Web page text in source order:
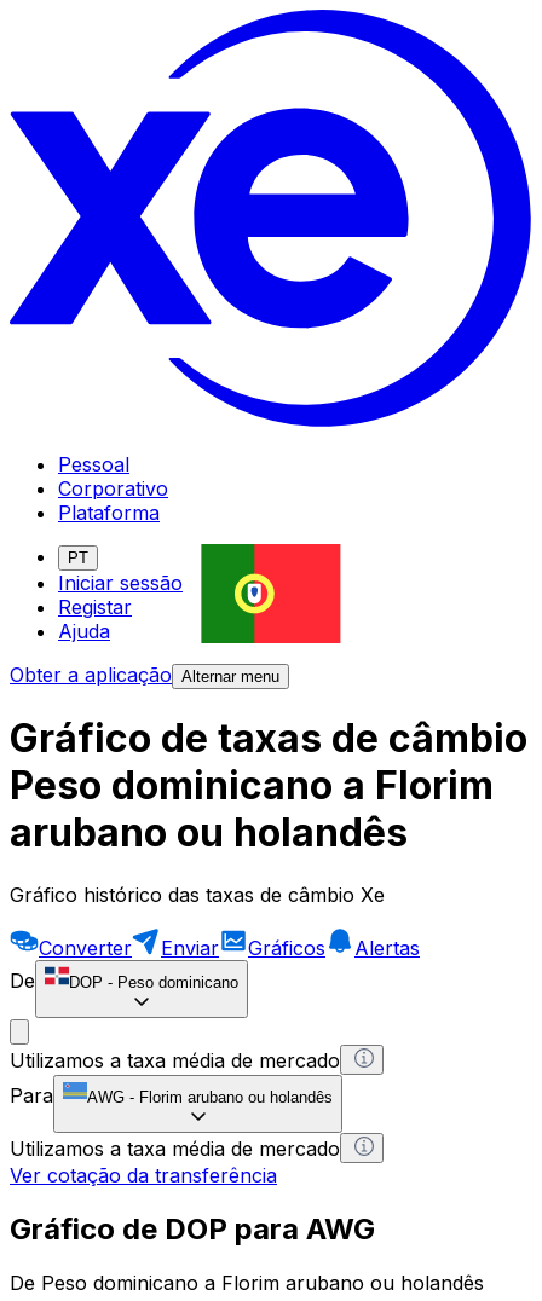
Pessoal
Corporativo
Plataforma
PT
Iniciar sessão
Registar
Ajuda
Obter a aplicação Alternar menu
Gráfico de taxas de câmbio
Peso dominicano a Florim
arubano ou holandês
Gráfico histórico das taxas de câmbio Xe
Converter Enviar Gráficos
Alertas
De
DOP - Peso dominicano
Utilizamos a taxa média de mercado
Para
AWG - Florim arubano ou holandês
Utilizamos a taxa média de mercado
Ver cotação da transferência
Gráfico de DOP para AWG
De Peso dominicano a Florim arubano ou holandês